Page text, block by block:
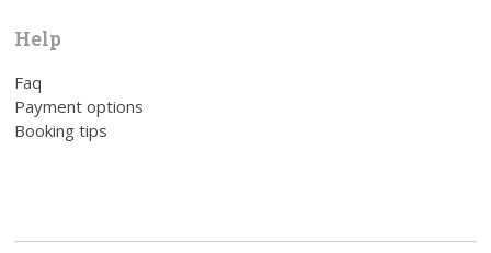
Help
Faq
Payment options
Booking tips